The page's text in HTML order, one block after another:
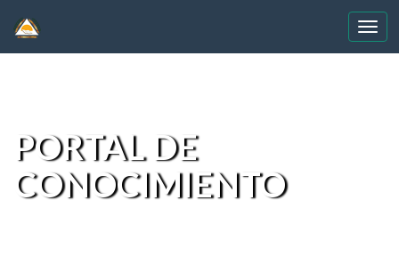
PORTAL DE
CONOCIMIENTO